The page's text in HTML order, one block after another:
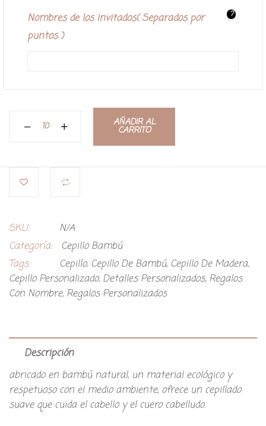
Nombres de los invitados( Separados por
puntos )
?
AÑADIR AL
CARRITO
SKU:
N/A
Categoría:
Cepillo Bambú
Tags:
Cepillo, Cepillo De Bambú, Cepillo De Madera,
Cepillo Personalizado, Detalles Personalizados, Regalos
Con Nombre, Regalos Personalizados
Descripción
abricado en bambú natural, un material ecológico y
respetuoso con el medio ambiente, ofrece un cepillado
suave que cuida el cabello y el cuero cabelludo.